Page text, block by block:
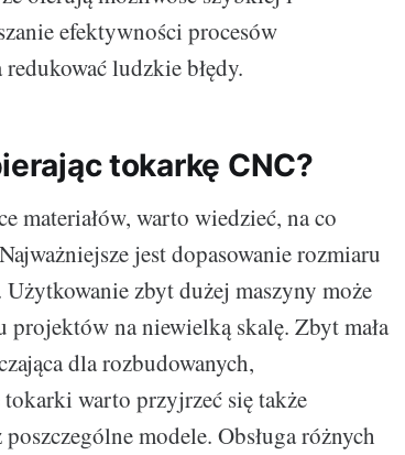
efektywności procesów
ludzkie błędy.
tokarkę CNC?
materiałów, warto wiedzieć, na co
jest dopasowanie rozmiaru
zbyt dużej maszyny może
na niewielką skalę. Zbyt mała
dla rozbudowanych,
tokarki warto przyjrzeć się także
modele. Obsługa różnych